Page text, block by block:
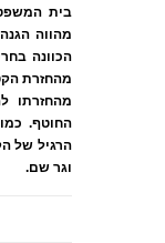
בית
הכוונה
מהחזרת
מהחזרתו
החוטף.
הרגיל של
וגר שם.